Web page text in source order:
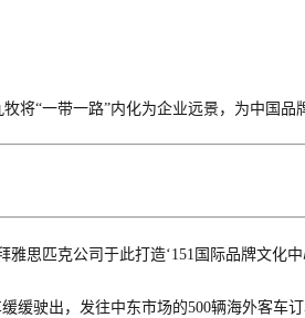
牧将“一带一路”内化为企业远景，为中国品
思匹克公司于此打造‘151国际品牌文化
缓驶出，发往中东市场的500辆海外客车订